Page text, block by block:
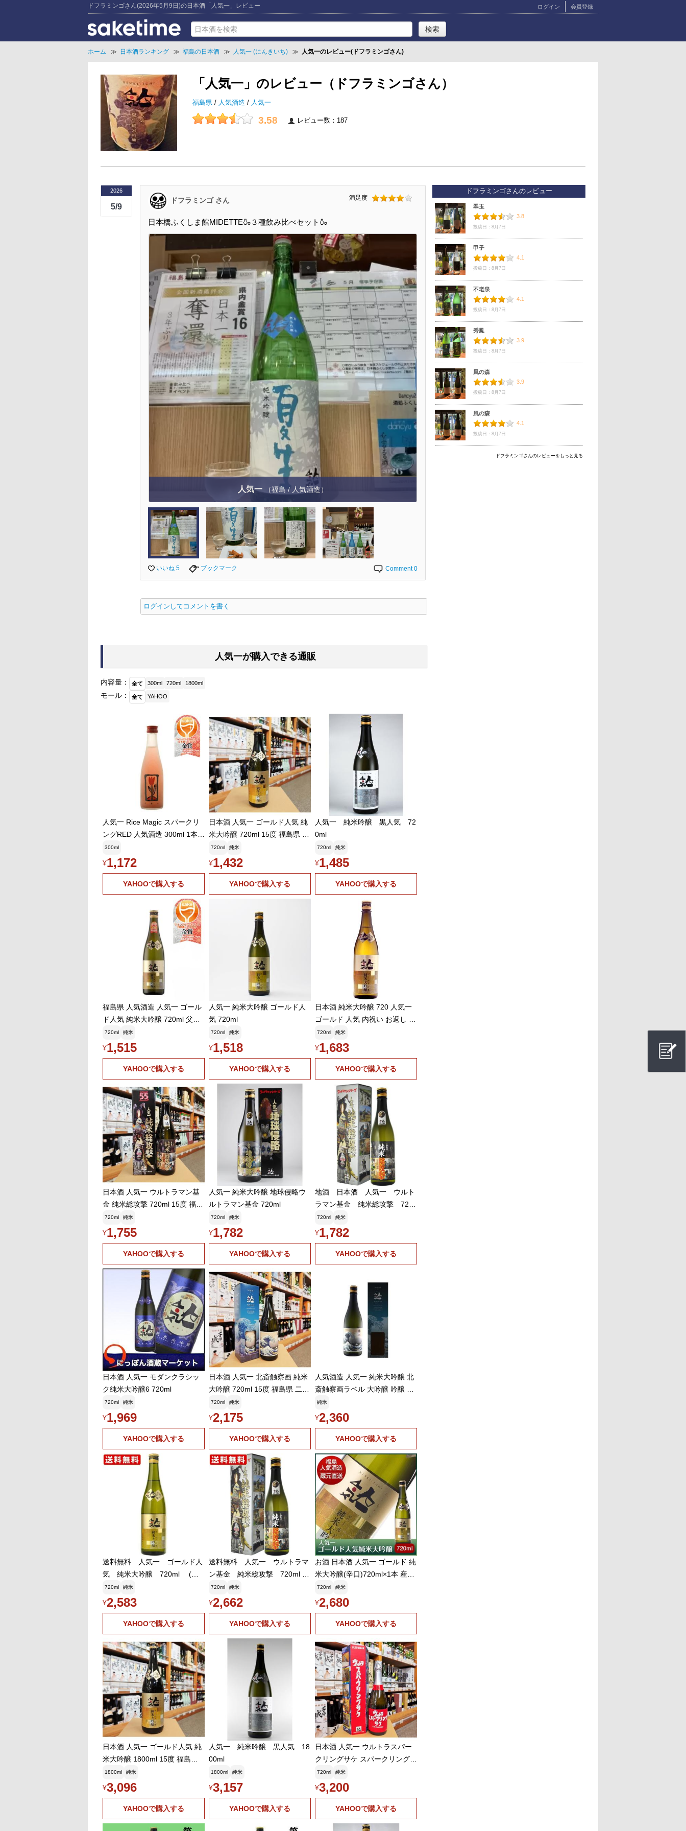
ドフラミンゴさん(2026年5月9日)の日本酒「人気一」レビュー ログイン 会員登録
ホーム ≫ 日本酒ランキング ≫ 福島の日本酒 ≫ 人気一 (にんきいち) ≫ 人気一のレビュー(ドフラミンゴさん)
「人気一」のレビュー（ドフラミンゴさん）
福島県 / 人気酒造 / 人気一
3.58 レビュー数：187
2026
5/9
ドフラミンゴ さん 満足度
日本橋ふくしま館MIDETTE🍶３種飲み比べセット🍶
人気一 （福島 / 人気酒造）
いいね 5 ブックマーク Comment 0
ログインしてコメントを書く
ドフラミンゴさんのレビュー
翠玉
3.8
投稿日：8月7日
甲子
4.1
投稿日：8月7日
不老泉
4.1
投稿日：8月7日
秀鳳
3.9
投稿日：8月7日
風の森
3.9
投稿日：8月7日
風の森
4.1
投稿日：8月7日
ドフラミンゴさんのレビューをもっと見る
人気一が購入できる通販
内容量： 全て 300ml 720ml 1800ml
モール： 全て YAHOO
人気一 Rice Magic スパークリ
ングRED 人気酒造 300ml 1本
WGO 父の日 お中元 夏ギフト
暑中見舞い
300ml
¥1,172
YAHOOで購入する
日本酒 人気一 ゴールド人気 純
米大吟醸 720ml 15度 福島県 二
本松市 人気酒造
720ml 純米
¥1,432
YAHOOで購入する
人気一 純米吟醸 黒人気 72
0ml
720ml 純米
¥1,485
YAHOOで購入する
福島県 人気酒造 人気一 ゴール
ド人気 純米大吟醸 720ml 父の
日 お中元 夏ギフト 暑中見舞い
720ml 純米
¥1,515
YAHOOで購入する
人気一 純米大吟醸 ゴールド人
気 720ml
720ml 純米
¥1,518
YAHOOで購入する
日本酒 純米大吟醸 720 人気一
ゴールド 人気 内祝い お返し ギ
フト 贈答品 贈り物 男性 結婚祝
い 結婚内祝い 手土産 高級 おし
ゃれ ギフト
720ml 純米
¥1,683
YAHOOで購入する
日本酒 人気一 ウルトラマン基
金 純米総攻撃 720ml 15度 福島
県 二本松市 人気酒造
720ml 純米
¥1,755
YAHOOで購入する
人気一 純米大吟醸 地球侵略ウ
ルトラマン基金 720ml
720ml 純米
¥1,782
YAHOOで購入する
地酒 日本酒 人気一 ウルト
ラマン基金 純米総攻撃 720
ml お中元 夏ギフト 暑中見舞い
720ml 純米
¥1,782
YAHOOで購入する
日本酒 人気一 モダンクラシッ
ク純米大吟醸6 720ml
720ml 純米
¥1,969
YAHOOで購入する
日本酒 人気一 北斎触察画 純米
大吟醸 720ml 15度 福島県 二本
松市 人気酒造
720ml 純米
¥2,175
YAHOOで購入する
人気酒造 人気一 純米大吟醸 北
斎触察画ラベル 大吟醸 吟醸 純
米吟醸酒 清酒 日本酒 お酒
純米
¥2,360
YAHOOで購入する
送料無料 人気一 ゴールド人
気 純米大吟醸 720ml (北
海道・沖縄+890円) お中元 夏
ギフト 暑中見舞い
720ml 純米
¥2,583
YAHOOで購入する
送料無料 人気一 ウルトラマ
ン基金 純米総攻撃 720ml
(北海道・沖縄+890円) お
中元 夏ギフト 暑中見舞い
720ml 純米
¥2,662
YAHOOで購入する
お酒 日本酒 人気一 ゴールド 純
米大吟醸(辛口)720ml×1本 産地
直送 送料無料 ギフト
720ml 純米
¥2,680
YAHOOで購入する
日本酒 人気一 ゴールド人気 純
米大吟醸 1800ml 15度 福島県
二本松市 人気酒造
1800ml 純米
¥3,096
YAHOOで購入する
人気一 純米吟醸 黒人気 18
00ml
1800ml 純米
¥3,157
YAHOOで購入する
日本酒 人気一 ウルトラスパー
クリングサケ スパークリング純
米吟醸 720ml 8度 福島県 二本
松市 人気酒造
720ml 純米
¥3,200
YAHOOで購入する